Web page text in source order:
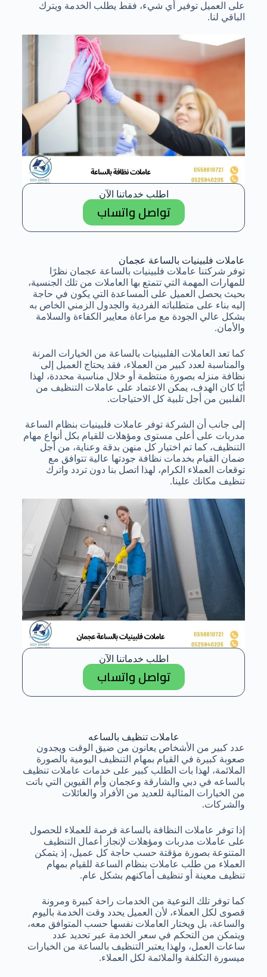
على العميل توفير أي شيء، فقط يطلب الخدمة ويترك
الباقي لنا.
اطلب خدماتنا الآن
تواصل واتساب
عاملات فلبينيات بالساعة عجمان
توفر شركتنا عاملات فلبينيات بالساعة عجمان نظرًا
للمهارات المهمة التي تتمتع بها العاملات من تلك الجنسية،
بحيث يحصل العميل على المساعدة التي يكون في حاجة
إليه بناء على متطلباته الفردية والجدول الزمني الخاص به
بشكل عالي الجودة مع مراعاة معايير الكفاءة والسلامة
والأمان.
كما تعد العاملات الفلبينيات بالساعة من الخيارات المرنة
والمناسبة لعدد كبير من العملاء، فقد يحتاج العميل إلى
نظافة منزله بصورة منتظمة أو خلال مناسبة محددة، لهذا
أيًا كان الهدف، يمكن الاعتماد على عاملات التنظيف من
الفلبين من أجل تلبية كل الاحتياجات.
إلى جانب أن الشركة توفر عاملات فلبينيات بنظام الساعة
مدربات على أعلى مستوى ومؤهلات للقيام بكل أنواع مهام
التنظيف، كما تم اختيار كل منهن بدقة وعناية، من أجل
ضمان القيام بخدمات نظافة جودتها عالية تتوافق مع
توقعات العملاء الكرام، لهذا اتصل بنا دون تردد واترك
تنظيف مكانك علينا.
اطلب خدماتنا الآن
تواصل واتساب
عاملات تنظيف بالساعه
عدد كبير من الأشخاص يعانون من ضيق الوقت ويجدون
صعوبة كبيرة في القيام بمهام التنظيف اليومية بالصورة
الملائمة، لهذا بات الطلب كبير على خدمات عاملات تنظيف
بالساعه في دبي والشارقة وعجمان وأم القيوين التي باتت
من الخيارات المثالية للعديد من الأفراد والعائلات
والشركات.
إذا توفر عاملات النظافة بالساعة فرصة للعملاء للحصول
على عاملات مدربات ومؤهلات لإنجاز أعمال التنظيف
المتنوعة بصورة مؤقتة حسب حاجة كل عميل، إذ يتمكن
العملاء من طلب عاملات بنظام الساعة للقيام بمهام
تنظيف معينة أو تنظيف أماكنهم بشكل عام.
كما توفر تلك النوعية من الخدمات راحة كبيرة ومرونة
قصوى لكل العملاء، لأن العميل يحدد وقت الخدمة باليوم
والساعة، بل ويختار العاملات نفسها حسب المتوافق معه،
ويتمكن من التحكم في سعر الخدمة عبر تحديد عدد
ساعات العمل، ولهذا يعتبر التنظيف بالساعة من الخيارات
ميسورة التكلفة والملائمة لكل العملاء.